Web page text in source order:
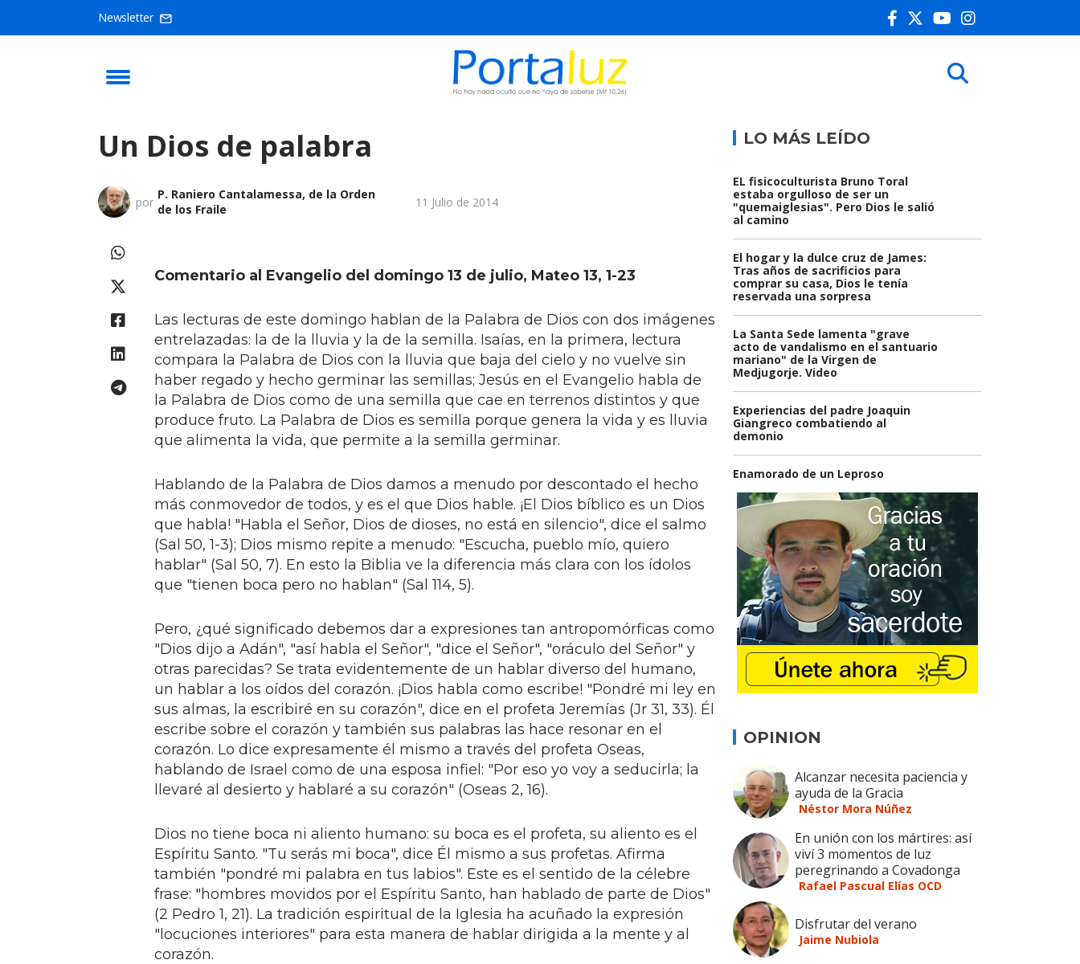
Newsletter
Un Dios de palabra
por P. Raniero Cantalamessa, de la Orden
de los Fraile
11 Julio de 2014
Comentario al Evangelio del domingo 13 de julio, Mateo 13, 1-23
Las lecturas de este domingo hablan de la Palabra de Dios con dos imágenes
entrelazadas: la de la lluvia y la de la semilla. Isaías, en la primera, lectura
compara la Palabra de Dios con la lluvia que baja del cielo y no vuelve sin
haber regado y hecho germinar las semillas; Jesús en el Evangelio habla de
la Palabra de Dios como de una semilla que cae en terrenos distintos y que
produce fruto. La Palabra de Dios es semilla porque genera la vida y es lluvia
que alimenta la vida, que permite a la semilla germinar.
Hablando de la Palabra de Dios damos a menudo por descontado el hecho
más conmovedor de todos, y es el que Dios hable. ¡El Dios bíblico es un Dios
que habla! "Habla el Señor, Dios de dioses, no está en silencio", dice el salmo
(Sal 50, 1-3); Dios mismo repite a menudo: "Escucha, pueblo mío, quiero
hablar" (Sal 50, 7). En esto la Biblia ve la diferencia más clara con los ídolos
que "tienen boca pero no hablan" (Sal 114, 5).
Pero, ¿qué significado debemos dar a expresiones tan antropomórficas como
"Dios dijo a Adán", "así habla el Señor", "dice el Señor", "oráculo del Señor" y
otras parecidas? Se trata evidentemente de un hablar diverso del humano,
un hablar a los oídos del corazón. ¡Dios habla como escribe! "Pondré mi ley en
sus almas, la escribiré en su corazón", dice en el profeta Jeremías (Jr 31, 33). Él
escribe sobre el corazón y también sus palabras las hace resonar en el
corazón. Lo dice expresamente él mismo a través del profeta Oseas,
hablando de Israel como de una esposa infiel: "Por eso yo voy a seducirla; la
llevaré al desierto y hablaré a su corazón" (Oseas 2, 16).
Dios no tiene boca ni aliento humano: su boca es el profeta, su aliento es el
Espíritu Santo. "Tu serás mi boca", dice Él mismo a sus profetas. Afirma
también "pondré mi palabra en tus labios". Este es el sentido de la célebre
frase: "hombres movidos por el Espíritu Santo, han hablado de parte de Dios"
(2 Pedro 1, 21). La tradición espiritual de la Iglesia ha acuñado la expresión
"locuciones interiores" para esta manera de hablar dirigida a la mente y al
corazón.
LO MÁS LEÍDO
EL fisicoculturista Bruno Toral
estaba orgulloso de ser un
"quemaiglesias". Pero Dios le salió
al camino
El hogar y la dulce cruz de James:
Tras años de sacrificios para
comprar su casa, Dios le tenía
reservada una sorpresa
La Santa Sede lamenta "grave
acto de vandalismo en el santuario
mariano" de la Virgen de
Medjugorje. Video
Experiencias del padre Joaquin
Giangreco combatiendo al
demonio
Enamorado de un Leproso
OPINION
Alcanzar necesita paciencia y
ayuda de la Gracia
Néstor Mora Núñez
En unión con los mártires: así
viví 3 momentos de luz
peregrinando a Covadonga
Rafael Pascual Elías OCD
Disfrutar del verano
Jaime Nubiola